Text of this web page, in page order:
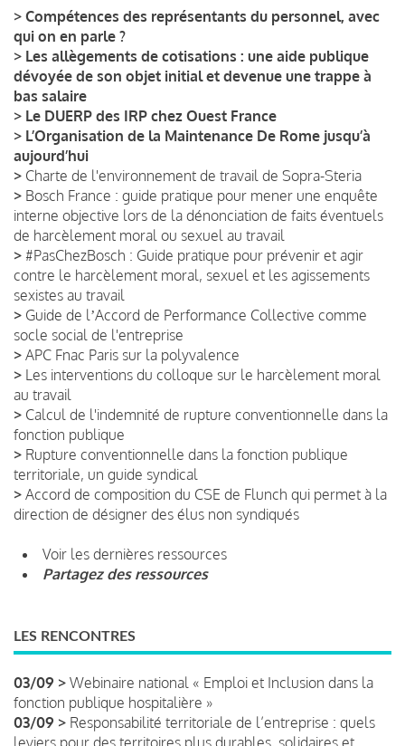
> Compétences des représentants du personnel, avec
qui on en parle ?
> Les allègements de cotisations : une aide publique
dévoyée de son objet initial et devenue une trappe à
bas salaire
> Le DUERP des IRP chez Ouest France
> L’Organisation de la Maintenance De Rome jusqu’à
aujourd’hui
> Charte de l'environnement de travail de Sopra-Steria
> Bosch France : guide pratique pour mener une enquête
interne objective lors de la dénonciation de faits éventuels
de harcèlement moral ou sexuel au travail
> #PasChezBosch : Guide pratique pour prévenir et agir
contre le harcèlement moral, sexuel et les agissements
sexistes au travail
> Guide de lʼAccord de Performance Collective comme
socle social de l'entreprise
> APC Fnac Paris sur la polyvalence
> Les interventions du colloque sur le harcèlement moral
au travail
> Calcul de l'indemnité de rupture conventionnelle dans la
fonction publique
> Rupture conventionnelle dans la fonction publique
territoriale, un guide syndical
> Accord de composition du CSE de Flunch qui permet à la
direction de désigner des élus non syndiqués
Voir les dernières ressources
Partagez des ressources
LES RENCONTRES
03/09 > Webinaire national « Emploi et Inclusion dans la
fonction publique hospitalière »
03/09 > Responsabilité territoriale de l’entreprise : quels
leviers pour des territoires plus durables, solidaires et